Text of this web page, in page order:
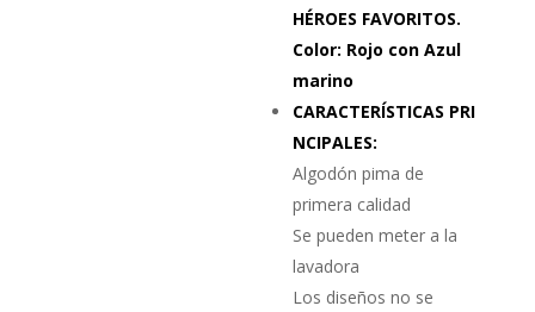
HÉROES FAVORITOS.
Color: Rojo con Azul
marino
CARACTERÍSTICAS PRI
NCIPALES:
Algodón pima de
primera calidad
Se pueden meter a la
lavadora
Los diseños no se